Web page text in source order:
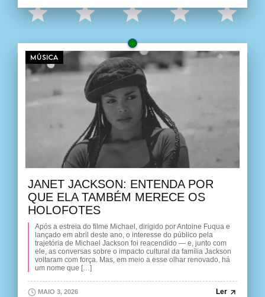
MÚSICA
JANET JACKSON: ENTENDA POR
QUE ELA TAMBÉM MERECE OS
HOLOFOTES
Após a estreia do filme Michael, dirigido por Antoine Fuqua e
lançado em abril deste ano, o interesse do público pela
trajetória de Michael Jackson foi reacendido — e, junto com
ele, as conversas sobre o impacto cultural da família Jackson
voltaram com força. Mas, em meio a esse olhar renovado, há
um nome que […]
MAIO 3, 2026 Ler